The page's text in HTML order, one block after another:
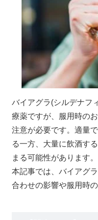
バイアグラ(シルデナフ
療薬ですが、服用時の
注意が必要です。適量
る一方、大量に飲酒す
まる可能性があります。
本記事では、バイアグ
合わせの影響や服用時